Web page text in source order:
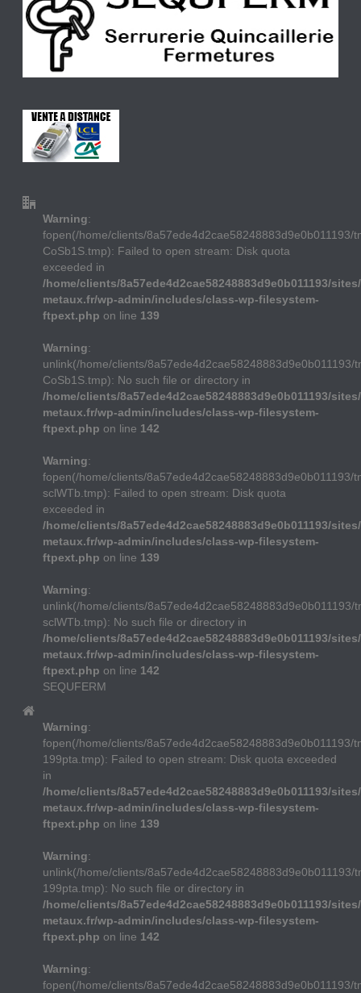
Warning:
fopen(/home/clients/8a57ede4d2cae58248883d9e0b011193/
CoSb1S.tmp): Failed to open stream: Disk quota
exceeded in
/home/clients/8a57ede4d2cae58248883d9e0b011193/
metaux.fr/wp-admin/includes/class-wp-filesystem-
ftpext.php on line 139
Warning:
unlink(/home/clients/8a57ede4d2cae58248883d9e0b011193/
CoSb1S.tmp): No such file or directory in
/home/clients/8a57ede4d2cae58248883d9e0b011193/
metaux.fr/wp-admin/includes/class-wp-filesystem-
ftpext.php on line 142
Warning:
fopen(/home/clients/8a57ede4d2cae58248883d9e0b011193/
sclWTb.tmp): Failed to open stream: Disk quota
exceeded in
/home/clients/8a57ede4d2cae58248883d9e0b011193/
metaux.fr/wp-admin/includes/class-wp-filesystem-
ftpext.php on line 139
Warning:
unlink(/home/clients/8a57ede4d2cae58248883d9e0b011193/
sclWTb.tmp): No such file or directory in
/home/clients/8a57ede4d2cae58248883d9e0b011193/
metaux.fr/wp-admin/includes/class-wp-filesystem-
ftpext.php on line 142
SEQUFERM
Warning:
fopen(/home/clients/8a57ede4d2cae58248883d9e0b011193/
199pta.tmp): Failed to open stream: Disk quota exceeded
in
/home/clients/8a57ede4d2cae58248883d9e0b011193/
metaux.fr/wp-admin/includes/class-wp-filesystem-
ftpext.php on line 139
Warning:
unlink(/home/clients/8a57ede4d2cae58248883d9e0b011193/
199pta.tmp): No such file or directory in
/home/clients/8a57ede4d2cae58248883d9e0b011193/
metaux.fr/wp-admin/includes/class-wp-filesystem-
ftpext.php on line 142
Warning:
fopen(/home/clients/8a57ede4d2cae58248883d9e0b011193/